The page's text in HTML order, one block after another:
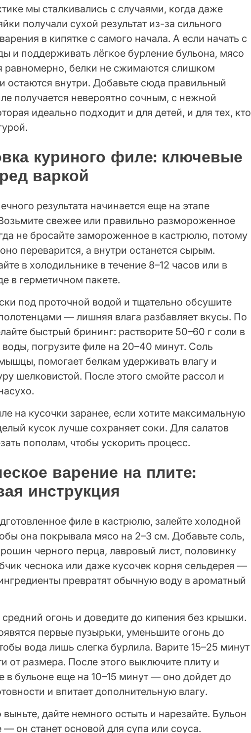
мы сталкивались с случаями, когда даже
получали сухой результат из-за сильного
в кипятке с самого начала. А если начать с
и поддерживать лёгкое бурление бульона, мясо
равномерно, белки не сжимаются слишком
остаются внутри. Добавьте сюда правильный
получается невероятно сочным, с нежной
идеально подходит и для детей, и для тех, кто
куриного филе: ключевые
варкой
результата начинается еще на этапе
свежее или правильно размороженное
не бросайте замороженное в кастрюлю, потому
переварится, а внутри останется сырым.
в холодильнике в течение 8–12 часов или в
в герметичном пакете.
под проточной водой и тщательно обсушите
— лишняя влага разбавляет вкусы. По
быстрый брининг: растворите 50–60 г соли в
воды, погрузите филе на 20–40 минут. Соль
помогает белкам удерживать влагу и
шелковистой. После этого смойте рассол и
на кусочки заранее, если хотите максимальную
кусок лучше сохраняет соки. Для салатов
пополам, чтобы ускорить процесс.
варение на плите:
инструкция
филе в кастрюлю, залейте холодной
она покрывала мясо на 2–3 см. Добавьте соль,
черного перца, лавровый лист, половинку
чеснока или даже кусочек корня сельдерея —
превратят обычную воду в ароматный
средний огонь и доведите до кипения без крышки.
первые пузырьки, уменьшите огонь до
вода лишь слегка бурлила. Варите 15–25 минут
от размера. После этого выключите плиту и
в бульоне еще на 10–15 минут — оно дойдет до
и впитает дополнительную влагу.
выньте, дайте немного остыть и нарезайте. Бульон
— он станет основой для супа или соуса.